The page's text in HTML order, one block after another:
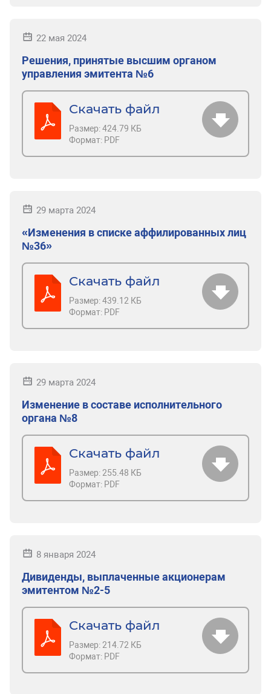
22 мая 2024
Решения, принятые высшим органом
управления эмитента №6
Скачать файл
Размер:424.79 КБ
Формат: PDF
29 марта 2024
«Изменения в списке аффилированных лиц
№36»
Скачать файл
Размер:439.12 КБ
Формат: PDF
29 марта 2024
Изменение в составе исполнительного
органа №8
Скачать файл
Размер:255.48 КБ
Формат: PDF
8 января 2024
Дивиденды, выплаченные акционерам
эмитентом №2-5
Скачать файл
Размер:214.72 КБ
Формат: PDF